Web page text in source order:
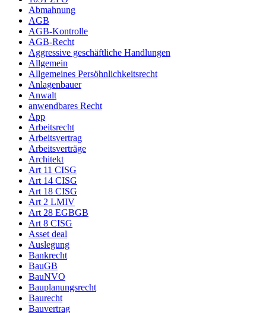
Abmahnung
AGB
AGB-Kontrolle
AGB-Recht
Aggressive geschäftliche Handlungen
Allgemein
Allgemeines Persöhnlichkeitsrecht
Anlagenbauer
Anwalt
anwendbares Recht
App
Arbeitsrecht
Arbeitsvertrag
Arbeitsverträge
Architekt
Art 11 CISG
Art 14 CISG
Art 18 CISG
Art 2 LMIV
Art 28 EGBGB
Art 8 CISG
Asset deal
Auslegung
Bankrecht
BauGB
BauNVO
Bauplanungsrecht
Baurecht
Bauvertrag